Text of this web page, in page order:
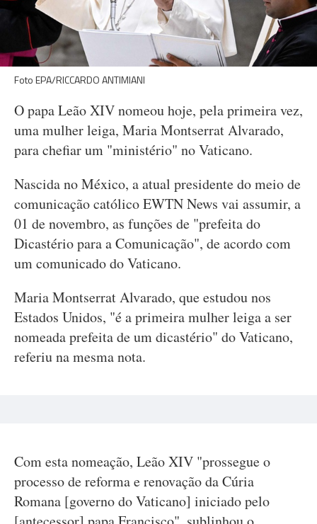
Foto EPA/RICCARDO ANTIMIANI
O papa Leão XIV nomeou hoje, pela primeira vez,
uma mulher leiga, Maria Montserrat Alvarado,
para chefiar um "ministério" no Vaticano.
Nascida no México, a atual presidente do meio de
comunicação católico EWTN News vai assumir, a
01 de novembro, as funções de "prefeita do
Dicastério para a Comunicação", de acordo com
um comunicado do Vaticano.
Maria Montserrat Alvarado, que estudou nos
Estados Unidos, "é a primeira mulher leiga a ser
nomeada prefeita de um dicastério" do Vaticano,
referiu na mesma nota.
Com esta nomeação, Leão XIV "prossegue o
processo de reforma e renovação da Cúria
Romana [governo do Vaticano] iniciado pelo